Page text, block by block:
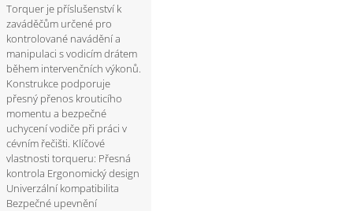
Torquer je příslušenství k
zaváděčům určené pro
kontrolované navádění a
manipulaci s vodicím drátem
během intervenčních výkonů.
Konstrukce podporuje
přesný přenos krouticího
momentu a bezpečné
uchycení vodiče při práci v
cévním řečišti. Klíčové
vlastnosti torqueru: Přesná
kontrola Ergonomický design
Univerzální kompatibilita
Bezpečné upevnění